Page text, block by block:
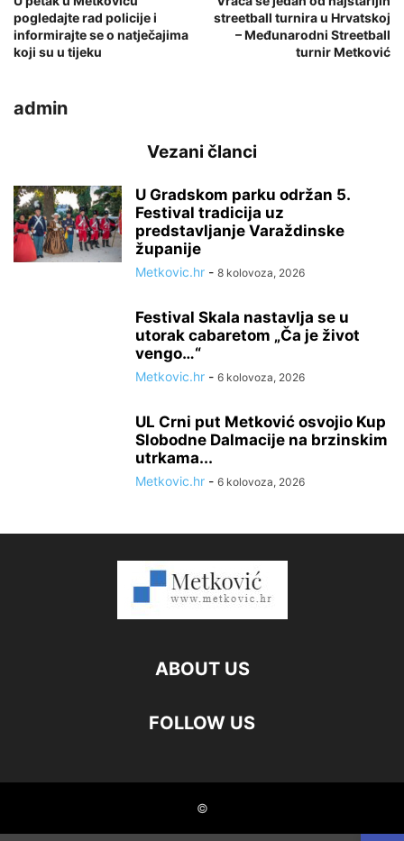
pogledajte rad policije i
informirajte se o natječajima
koji su u tijeku
streetball turnira u Hrvatskoj
– Međunarodni Streetball
turnir Metković
admin
Vezani članci
U Gradskom parku održan 5.
Festival tradicija uz
predstavljanje Varaždinske
županije
Metkovic.hr - 8 kolovoza, 2026
Festival Skala nastavlja se u
utorak cabaretom „Ča je život
vengo…“
Metkovic.hr - 6 kolovoza, 2026
UL Crni put Metković osvojio Kup
Slobodne Dalmacije na brzinskim
utrkama...
Metkovic.hr - 6 kolovoza, 2026
ABOUT US
FOLLOW US
©